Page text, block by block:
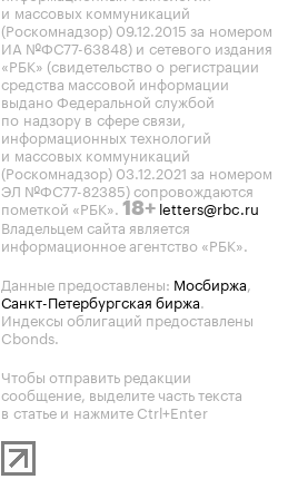
и массовых коммуникаций
(Роскомнадзор) 09.12.2015 за номером
ИА №ФС77-63848) и сетевого издания
«РБК» (свидетельство о регистрации
средства массовой информации
выдано Федеральной службой
по надзору в сфере связи,
информационных технологий
и массовых коммуникаций
(Роскомнадзор) 03.12.2021 за номером
ЭЛ №ФС77-82385) сопровождаются
пометкой «РБК». 18+ letters@rbc.ru
Владельцем сайта является
информационное агентство «РБК».
Данные предоставлены: Мосбиржа,
Санкт-Петербургская биржа.
Индексы облигаций предоставлены
Cbonds.
Чтобы отправить редакции
сообщение, выделите часть текста
в статье и нажмите Ctrl+Enter